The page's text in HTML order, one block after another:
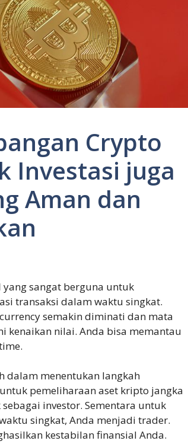
Crypto
Investasi juga
Aman dan
sangat berguna untuk
transaksi dalam waktu singkat.
semakin diminati dan mata
kenaikan nilai. Anda bisa memantau
dalam menentukan langkah
pemeliharaan aset kripto jangka
investor. Sementara untuk
singkat, Anda menjadi trader.
kestabilan finansial Anda.